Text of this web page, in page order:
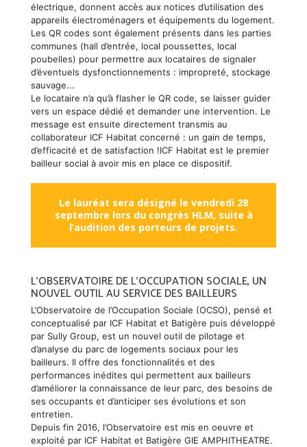
électrique, donnent accès aux notices d’utilisation des
appareils électroménagers et équipements du logement.
Les QR codes sont également présents dans les parties
communes (hall d’entrée, local poussettes, local
poubelles) pour permettre aux locataires de signaler
d’éventuels dysfonctionnements : impropreté, stockage
sauvage...
Le locataire n’a qu’à flasher le QR code, se laisser guider
vers un espace dédié et demander une intervention. Le
message est ensuite directement transmis au
collaborateur ICF Habitat concerné : un gain de temps,
d’efficacité et de satisfaction !ICF Habitat est le premier
bailleur social à avoir mis en place ce dispositif.
Le lauréat sera désigné le vendredi 28
septembre lors du congrès HLM, suite à
l’audition des porteurs de projets.
L’OBSERVATOIRE DE L’OCCUPATION SOCIALE, UN
NOUVEL OUTIL AU SERVICE DES BAILLEURS
L’Observatoire de l’Occupation Sociale (OCSO), pensé et
conceptualisé par ICF Habitat et Batigère puis développé
par Sully Group, est un nouvel outil de pilotage et
d’analyse du parc de logements sociaux pour les
bailleurs. Il offre des fonctionnalités et des
performances inédites qui permettent aux bailleurs
d’améliorer la connaissance de leur parc, des besoins de
ses occupants et d’anticiper ses évolutions et son
entretien.
Depuis fin 2016, l’Observatoire est mis en oeuvre et
exploité par ICF Habitat et Batigère GIE AMPHITHEATRE.